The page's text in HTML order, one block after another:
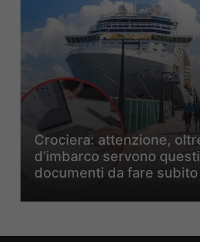
Crociera: attenzione,
d’imbarco servono questi
documenti da fare subito